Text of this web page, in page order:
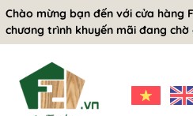
Chào mừng bạn đến với cửa hàng
chương trình khuyến mãi đang chờ